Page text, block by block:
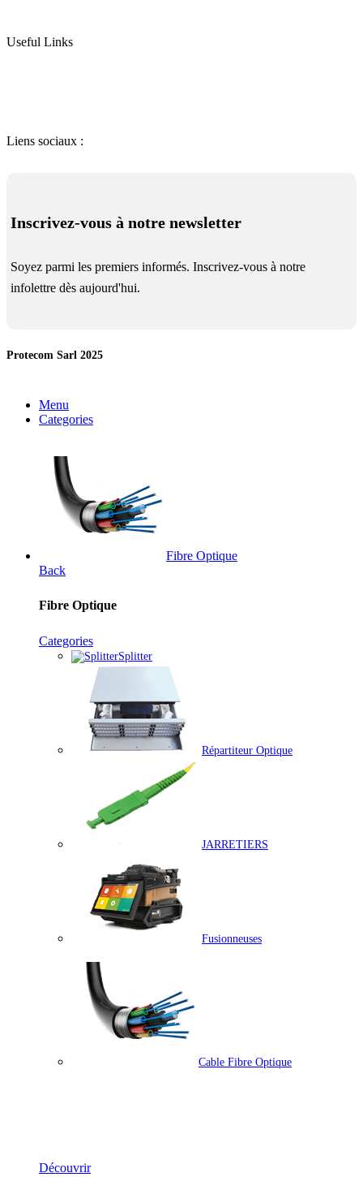
Useful Links
Liens sociaux :
Inscrivez-vous à notre newsletter
Soyez parmi les premiers informés. Inscrivez-vous à notre
infolettre dès aujourd'hui.
Protecom Sarl 2025
Menu
Categories
Fibre Optique
Back
Fibre Optique
Categories
Splitter
Répartiteur Optique
JARRETIERS
Fusionneuses
Cable Fibre Optique
Découvrir